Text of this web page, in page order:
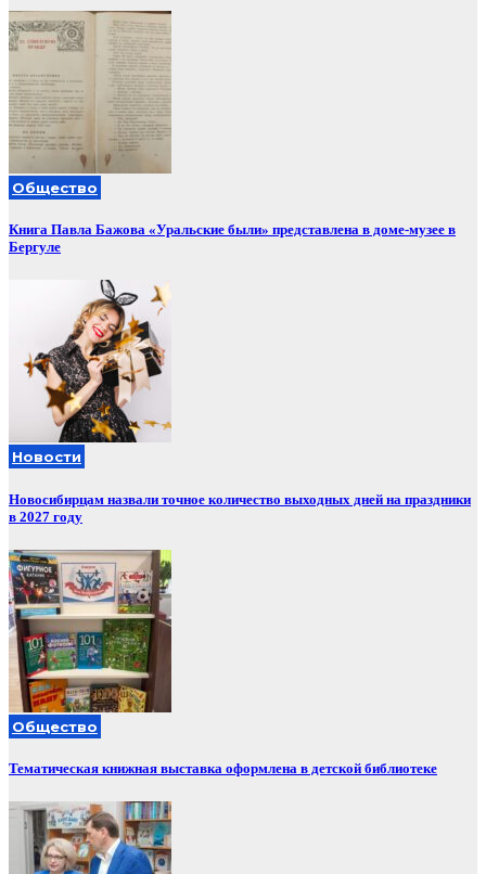
Общество
Книга Павла Бажова «Уральские были» представлена в доме-музее в
Бергуле
Новости
Новосибирцам назвали точное количество выходных дней на праздники
в 2027 году
Общество
Тематическая книжная выставка оформлена в детской библиотеке